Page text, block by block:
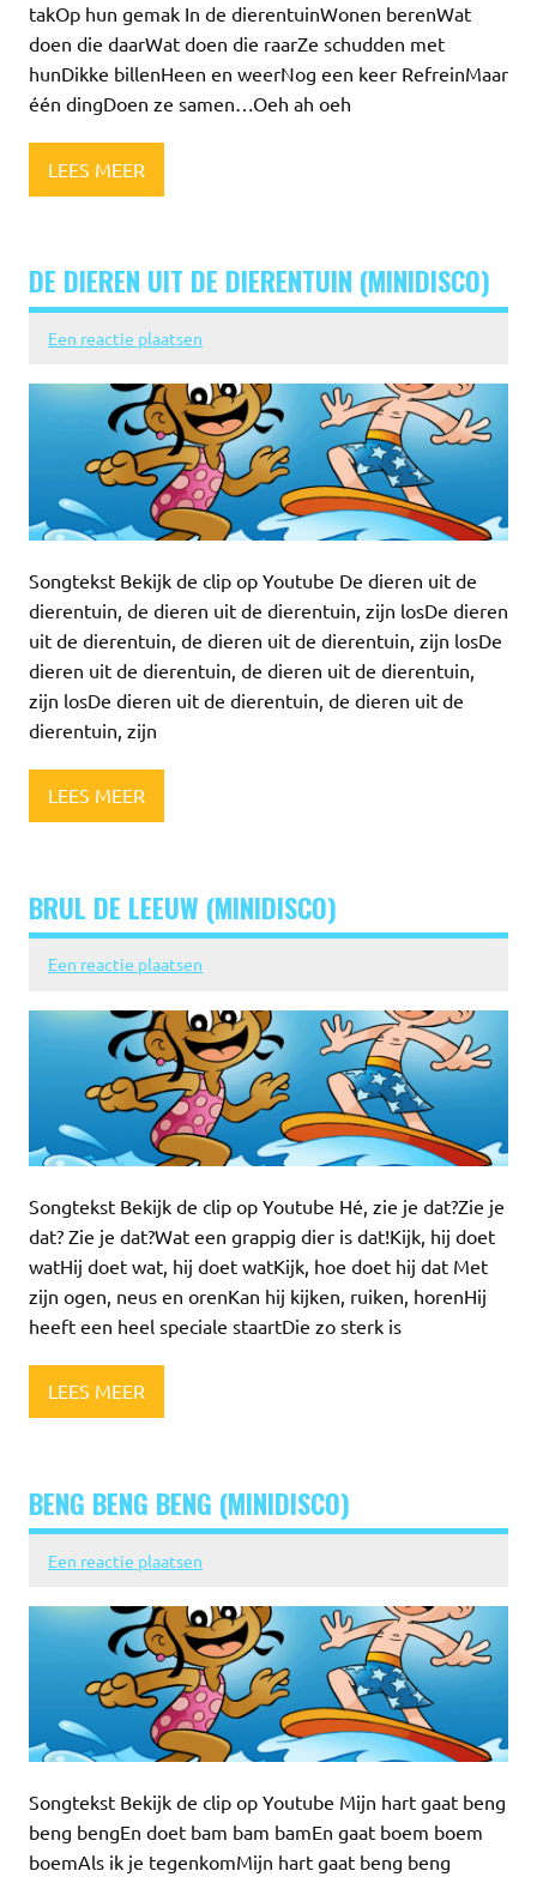
takOp hun gemak In de dierentuinWonen berenWat
doen die daarWat doen die raarZe schudden met
hunDikke billenHeen en weerNog een keer RefreinMaar
één dingDoen ze samen…Oeh ah oeh
LEES MEER
DE DIEREN UIT DE DIERENTUIN (MINIDISCO)
Een reactie plaatsen
Songtekst Bekijk de clip op Youtube De dieren uit de
dierentuin, de dieren uit de dierentuin, zijn losDe dieren
uit de dierentuin, de dieren uit de dierentuin, zijn losDe
dieren uit de dierentuin, de dieren uit de dierentuin,
zijn losDe dieren uit de dierentuin, de dieren uit de
dierentuin, zijn
LEES MEER
BRUL DE LEEUW (MINIDISCO)
Een reactie plaatsen
Songtekst Bekijk de clip op Youtube Hé, zie je dat?Zie je
dat? Zie je dat?Wat een grappig dier is dat!Kijk, hij doet
watHij doet wat, hij doet watKijk, hoe doet hij dat Met
zijn ogen, neus en orenKan hij kijken, ruiken, horenHij
heeft een heel speciale staartDie zo sterk is
LEES MEER
BENG BENG BENG (MINIDISCO)
Een reactie plaatsen
Songtekst Bekijk de clip op Youtube Mijn hart gaat beng
beng bengEn doet bam bam bamEn gaat boem boem
boemAls ik je tegenkomMijn hart gaat beng beng